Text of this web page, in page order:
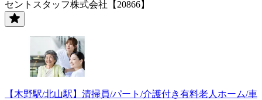
セントスタッフ株式会社【20866】
【木野駅/北山駅】清掃員/パート/介護付き有料老人ホーム/車